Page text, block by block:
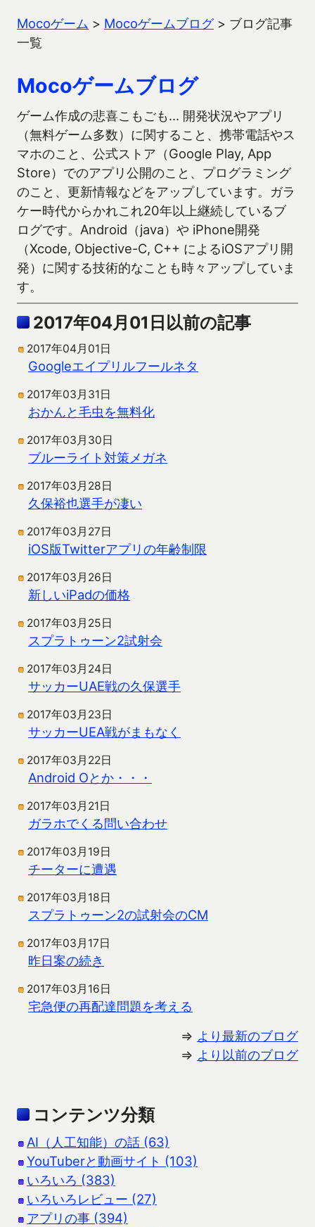
Mocoゲーム > Mocoゲームブログ> ブログ記事
一覧
Mocoゲームブログ
ゲーム作成の悲喜こもごも… 開発状況やアプリ
（無料ゲーム多数）に関すること、携帯電話やス
マホのこと、公式ストア（Google Play, App
Store）でのアプリ公開のこと、プログラミング
のこと、更新情報などをアップしています。ガラ
ケー時代からかれこれ20年以上継続しているブ
ログです。Android（java）や iPhone開発
（Xcode, Objective-C, C++ によるiOSアプリ開
発）に関する技術的なことも時々アップしていま
す。
2017年04月01日以前の記事
2017年04月01日
Googleエイプリルフールネタ
2017年03月31日
おかんと毛虫を無料化
2017年03月30日
ブルーライト対策メガネ
2017年03月28日
久保裕也選手が凄い
2017年03月27日
iOS版Twitterアプリの年齢制限
2017年03月26日
新しいiPadの価格
2017年03月25日
スプラトゥーン2試射会
2017年03月24日
サッカーUAE戦の久保選手
2017年03月23日
サッカーUEA戦がまもなく
2017年03月22日
Android Oとか・・・
2017年03月21日
ガラホでくる問い合わせ
2017年03月19日
チーターに遭遇
2017年03月18日
スプラトゥーン2の試射会のCM
2017年03月17日
昨日案の続き
2017年03月16日
宅急便の再配達問題を考える
⇒ より最新のブログ
⇒ より以前のブログ
コンテンツ分類
AI（人工知能）の話 (63)
YouTuberと動画サイト (103)
いろいろ (383)
いろいろレビュー (27)
アプリの事 (394)